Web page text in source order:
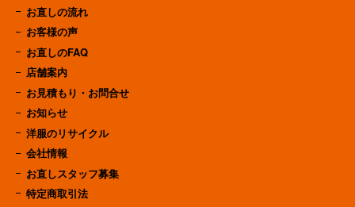
お直しの流れ
お客様の声
お直しのFAQ
店舗案内
お見積もり・お問合せ
お知らせ
洋服のリサイクル
会社情報
お直しスタッフ募集
特定商取引法